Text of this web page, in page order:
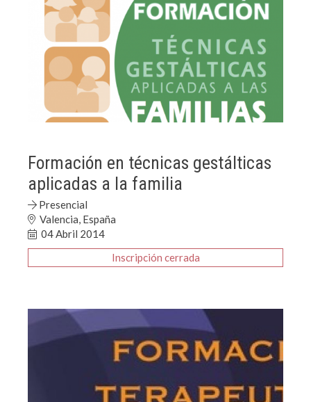
Formación en técnicas gestálticas
aplicadas a la familia
Presencial
Valencia, España
04 Abril 2014
Inscripción